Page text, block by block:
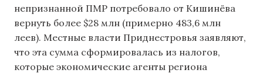
непризнанной ПМР потребовало от Кишинёва
вернуть более $28 млн (примерно 483,6 млн
леев). Местные власти Приднестровья заявляют,
что эта сумма сформировалась из налогов,
которые экономические агенты региона